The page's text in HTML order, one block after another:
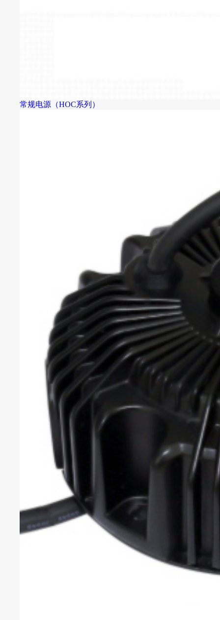
常规电源（HOC系列）